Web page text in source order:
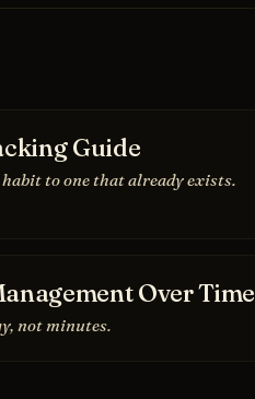
Guide
to one that already exists.
Over Time
not minutes.